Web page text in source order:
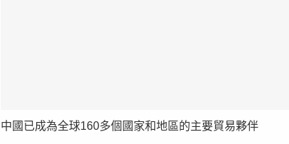
中國已成為全球160多個國家和地區的主要貿易夥伴